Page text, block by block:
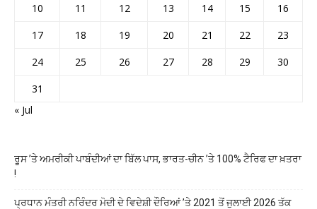
10
11 12 13 14 15
16
17
18 19 20 21 22
23
24
25 26 27 28 29
30
31
« Jul
ਰੂਸ ’ਤੇ ਅਮਰੀਕੀ ਪਾਬੰਦੀਆਂ ਦਾ ਬਿੱਲ ਪਾਸ, ਭਾਰਤ-ਚੀਨ ’ਤੇ 100% ਟੈਰਿਫ ਦਾ ਖ਼ਤਰਾ
!
ਪ੍ਰਧਾਨ ਮੰਤਰੀ ਨਰਿੰਦਰ ਮੋਦੀ ਦੇ ਵਿਦੇਸ਼ੀ ਦੌਰਿਆਂ ’ਤੇ 2021 ਤੋਂ ਜੁਲਾਈ 2026 ਤੱਕ